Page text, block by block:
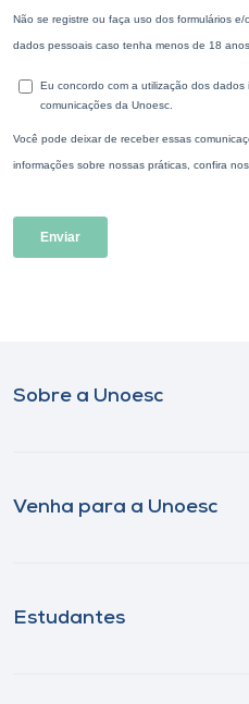
Sobre a Unoesc
Venha para a Unoesc
Estudantes